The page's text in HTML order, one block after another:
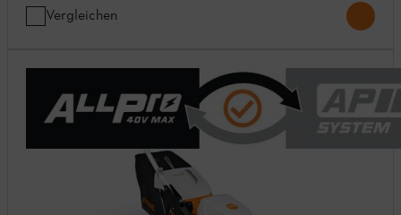
Vergleichen